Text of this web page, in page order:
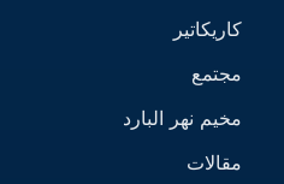
كاريكاتير
مجتمع
مخيم نهر البارد
مقالات